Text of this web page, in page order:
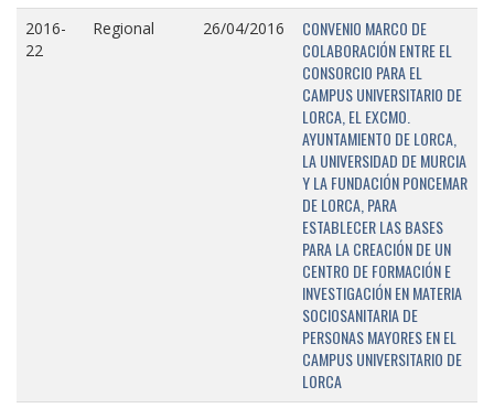
2016-
22
Regional 26/04/2016
CONVENIO MARCO DE
COLABORACIÓN ENTRE EL
CONSORCIO PARA EL
CAMPUS UNIVERSITARIO DE
LORCA, EL EXCMO.
AYUNTAMIENTO DE LORCA,
LA UNIVERSIDAD DE MURCIA
Y LA FUNDACIÓN PONCEMAR
DE LORCA, PARA
ESTABLECER LAS BASES
PARA LA CREACIÓN DE UN
CENTRO DE FORMACIÓN E
INVESTIGACIÓN EN MATERIA
SOCIOSANITARIA DE
PERSONAS MAYORES EN EL
CAMPUS UNIVERSITARIO DE
LORCA